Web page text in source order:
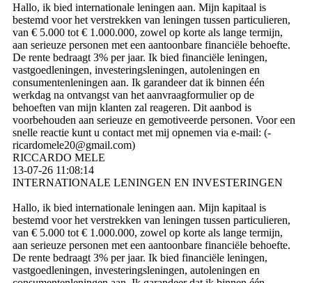
Hallo, ik bied internationale leningen aan. Mijn kapitaal is
bestemd voor het verstrekken van leningen tussen particulieren,
van € 5.000 tot € 1.000.000, zowel op korte als lange termijn,
aan serieuze personen met een aantoonbare financiële behoefte.
De rente bedraagt ​​3% per jaar. Ik bied financiële leningen,
vastgoedleningen, investeringsleningen, autoleningen en
consumentenleningen aan. Ik garandeer dat ik binnen één
werkdag na ontvangst van het aanvraagformulier op de
behoeften van mijn klanten zal reageren. Dit aanbod is
voorbehouden aan serieuze en gemotiveerde personen. Voor een
snelle reactie kunt u contact met mij opnemen via e-mail: (­
ricardomele20@­gmail.­com)­
RICCARDO MELE
13-07-26 11:08:14
INTERNATIONALE LENINGEN EN INVESTERINGEN
Hallo, ik bied internationale leningen aan. Mijn kapitaal is
bestemd voor het verstrekken van leningen tussen particulieren,
van € 5.000 tot € 1.000.000, zowel op korte als lange termijn,
aan serieuze personen met een aantoonbare financiële behoefte.
De rente bedraagt ​​3% per jaar. Ik bied financiële leningen,
vastgoedleningen, investeringsleningen, autoleningen en